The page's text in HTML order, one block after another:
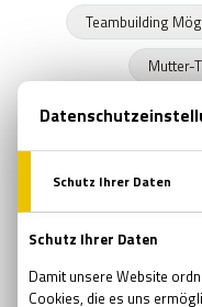
Teambuilding
Mutter-
Geschenke zum
Buchläden in Wien
Verjüngung
Regeneration